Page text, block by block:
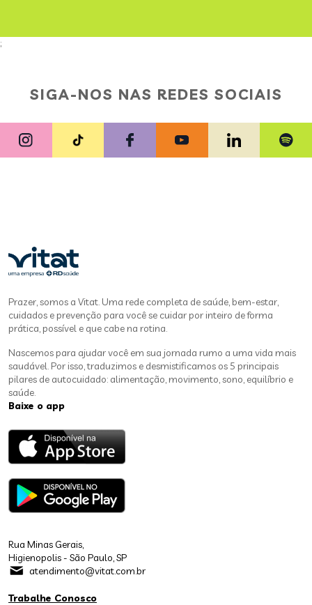
;
SIGA-NOS NAS REDES SOCIAIS
Prazer, somos a Vitat. Uma rede completa de saúde, bem-estar,
cuidados e prevenção para você se cuidar por inteiro de forma
prática, possível e que cabe na rotina.
Nascemos para ajudar você em sua jornada rumo a uma vida mais
saudável. Por isso, traduzimos e desmistificamos os 5 principais
pilares de autocuidado: alimentação, movimento, sono, equilíbrio e
saúde.
Baixe o app
Rua Minas Gerais,
Higienopolis - São Paulo, SP
atendimento@vitat.com.br
Trabalhe Conosco